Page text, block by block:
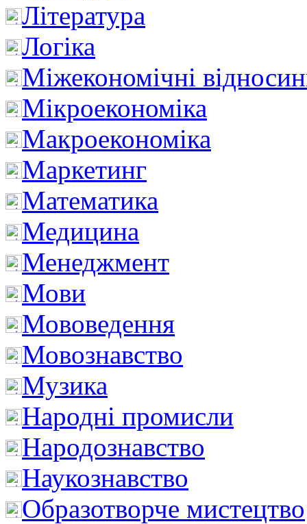
Література
Логіка
Міжекономічні
Мікроекономіка
Макроекономіка
Маркетинг
Математика
Медицина
Менеджмент
Мови
Мововедення
Мовознавство
Музика
Народні промисли
Народознавство
Наукознавство
Образотворче мистецтво